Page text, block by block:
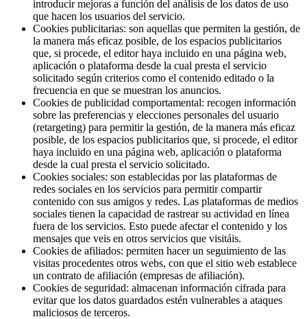
introducir mejoras a función del análisis de los datos de uso
que hacen los usuarios del servicio.
Cookies publicitarias: son aquellas que permiten la gestión, de
la manera más eficaz posible, de los espacios publicitarios
que, si procede, el editor haya incluido en una página web,
aplicación o plataforma desde la cual presta el servicio
solicitado según criterios como el contenido editado o la
frecuencia en que se muestran los anuncios.
Cookies de publicidad comportamental: recogen información
sobre las preferencias y elecciones personales del usuario
(retargeting) para permitir la gestión, de la manera más eficaz
posible, de los espacios publicitarios que, si procede, el editor
haya incluido en una página web, aplicación o plataforma
desde la cual presta el servicio solicitado.
Cookies sociales: son establecidas por las plataformas de
redes sociales en los servicios para permitir compartir
contenido con sus amigos y redes. Las plataformas de medios
sociales tienen la capacidad de rastrear su actividad en línea
fuera de los servicios. Esto puede afectar el contenido y los
mensajes que veis en otros servicios que visitáis.
Cookies de afiliados: permiten hacer un seguimiento de las
visitas procedentes otros webs, con que el sitio web establece
un contrato de afiliación (empresas de afiliación).
Cookies de seguridad: almacenan información cifrada para
evitar que los datos guardados estén vulnerables a ataques
maliciosos de terceros.